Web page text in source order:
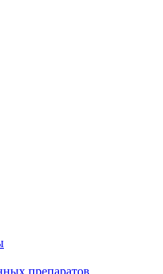
препаратов